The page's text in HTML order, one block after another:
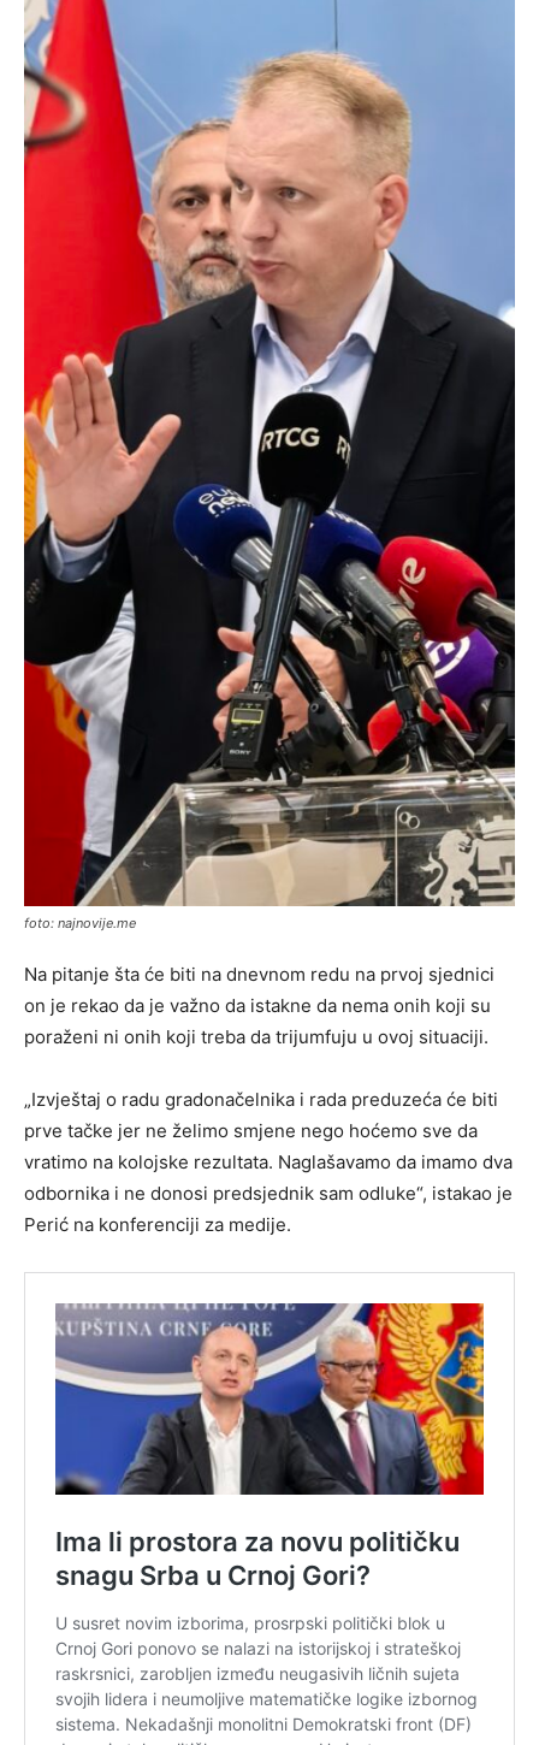
foto: najnovije.me
Na pitanje šta će biti na dnevnom redu na prvoj sjednici
on je rekao da je važno da istakne da nema onih koji su
poraženi ni onih koji treba da trijumfuju u ovoj situaciji.
„Izvještaj o radu gradonačelnika i rada preduzeća će biti
prve tačke jer ne želimo smjene nego hoćemo sve da
vratimo na kolojske rezultata. Naglašavamo da imamo dva
odbornika i ne donosi predsjednik sam odluke“, istakao je
Perić na konferenciji za medije.